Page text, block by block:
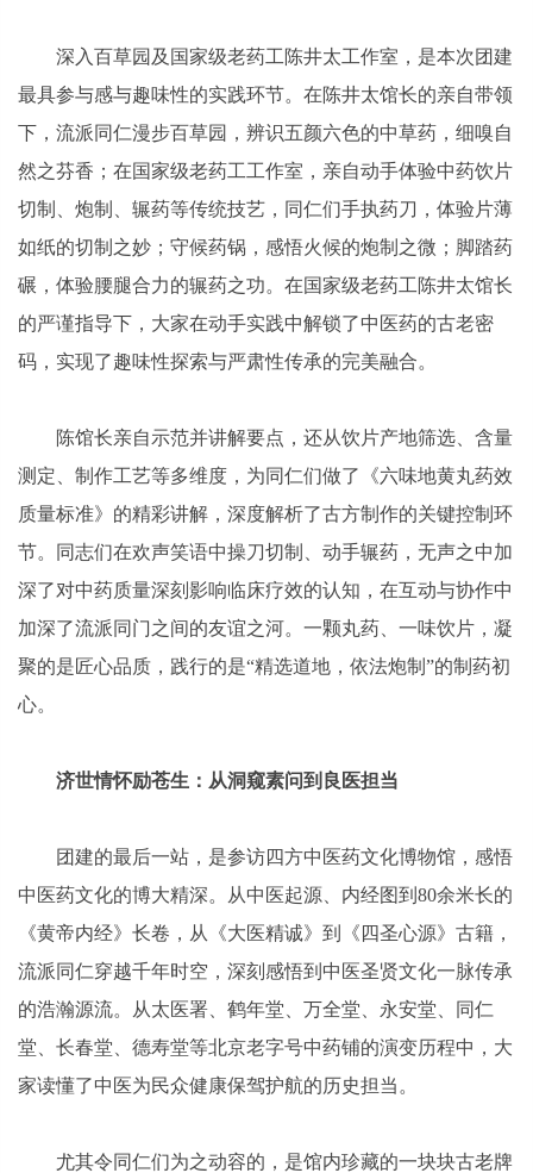
深入百草园及国家级老药工陈井太工作室，是本次团建
最具参与感与趣味性的实践环节。在陈井太馆长的亲自带领
下，流派同仁漫步百草园，辨识五颜六色的中草药，细嗅自
然之芬香；在国家级老药工工作室，亲自动手体验中药饮片
切制、炮制、辗药等传统技艺，同仁们手执药刀，体验片薄
如纸的切制之妙；守候药锅，感悟火候的炮制之微；脚踏药
碾，体验腰腿合力的辗药之功。在国家级老药工陈井太馆长
的严谨指导下，大家在动手实践中解锁了中医药的古老密
码，实现了趣味性探索与严肃性传承的完美融合。
陈馆长亲自示范并讲解要点，还从饮片产地筛选、含量
测定、制作工艺等多维度，为同仁们做了《六味地黄丸药效
质量标准》的精彩讲解，深度解析了古方制作的关键控制环
节。同志们在欢声笑语中操刀切制、动手辗药，无声之中加
深了对中药质量深刻影响临床疗效的认知，在互动与协作中
加深了流派同门之间的友谊之河。一颗丸药、一味饮片，凝
聚的是匠心品质，践行的是“精选道地，依法炮制”的制药初
心。
济世情怀励苍生：从洞窥素问到良医担当
团建的最后一站，是参访四方中医药文化博物馆，感悟
中医药文化的博大精深。从中医起源、内经图到80余米长的
《黄帝内经》长卷，从《大医精诚》到《四圣心源》古籍，
流派同仁穿越千年时空，深刻感悟到中医圣贤文化一脉传承
的浩瀚源流。从太医署、鹤年堂、万全堂、永安堂、同仁
堂、长春堂、德寿堂等北京老字号中药铺的演变历程中，大
家读懂了中医为民众健康保驾护航的历史担当。
尤其令同仁们为之动容的，是馆内珍藏的一块块古老牌